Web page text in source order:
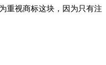
重视商标这块，因为只有注